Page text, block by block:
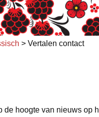
> Vertalen contact
de hoogte van nieuws op